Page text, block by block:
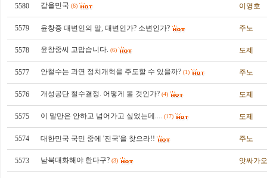
5580 갑을민국 (6) 이영호
5579 윤창중 대변인의 말, 대변인가? 소변인가? 주노
5578 윤창중씨 고맙습니다. (6) 도제
5577 안철수는 과연 정치개혁을 주도할 수 있을까? (1) 주노
5576 개성공단 철수결정. 어떻게 볼 것인가? (4) 도제
5575 이 말만은 안하고 넘어가고 싶었는데.... (17) 도제
5574 대한민국 국민 중에 '진국'을 찾으라!! 주노
5573 남북대화해야 한다구? (3) 앗싸가